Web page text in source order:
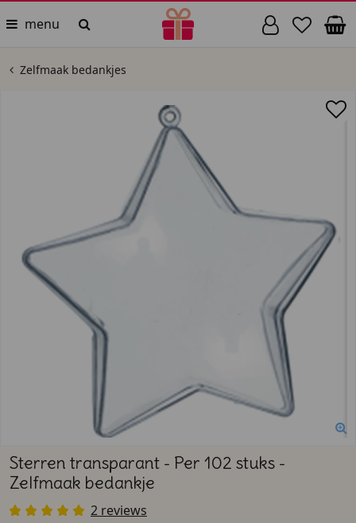
menu
Zelfmaak bedankjes
Sterren transparant - Per 102 stuks -
Zelfmaak bedankje
2 reviews